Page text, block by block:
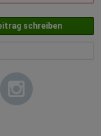
schreiben